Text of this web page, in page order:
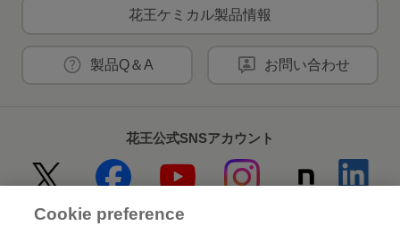
花王ケミカル製品情報
製品Q＆A お問い合わせ
花王公式SNSアカウント
Cookie preference